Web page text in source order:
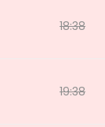
18:38
19:38